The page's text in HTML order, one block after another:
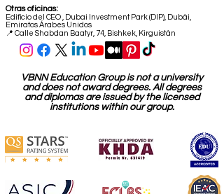
Otras oficinas:
Edificio del CEO, Dubai Investment Park (DIP), Dubái,
Emiratos Árabes Unidos
📍 Calle Shabdan Baatyr, 74, Bishkek, Kirguistán
VBNN Education Group is not a university
and does not award degrees. All degrees
and diplomas are issued by the licensed
institutions within our group.